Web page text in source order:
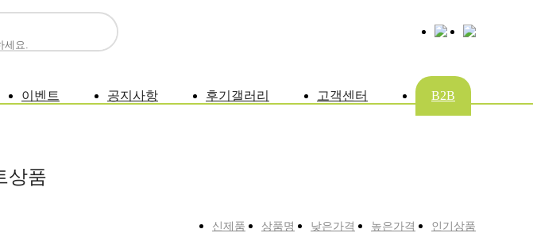
이벤트 공지사항 후기갤러리 고객센터 B2B
상품
신제품 상품명 낮은가격 높은가격 인기상품